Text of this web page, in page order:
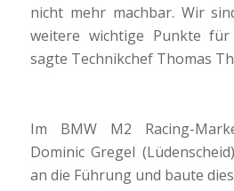
nicht mehr machbar. Wir
weitere wichtige Punkte für
sagte Technikchef Thomas
Im BMW M2 Racing-
Dominic Gregel
an die Führung und baute